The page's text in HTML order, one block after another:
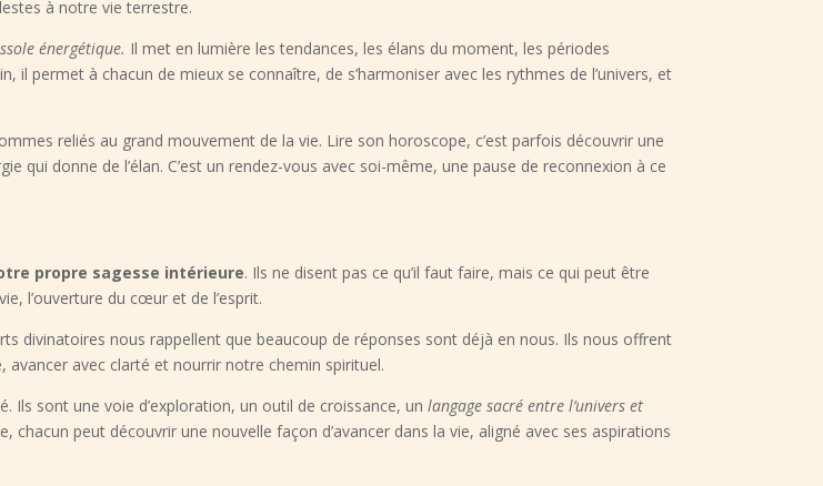
à notre vie terrestre.
énergétique. Il met en lumière les tendances, les élans du moment, les périodes
il permet à chacun de mieux se connaître, de s’harmoniser avec les rythmes de l’univers, et
reliés au grand mouvement de la vie. Lire son horoscope, c’est parfois découvrir une
qui donne de l’élan. C’est un rendez-vous avec soi-même, une pause de reconnexion à ce
propre sagesse intérieure. Ils ne disent pas ce qu’il faut faire, mais ce qui peut être
l’ouverture du cœur et de l’esprit.
divinatoires nous rappellent que beaucoup de réponses sont déjà en nous. Ils nous offrent
avec clarté et nourrir notre chemin spirituel.
Ils sont une voie d’exploration, un outil de croissance, unlangage sacré entre l’univers et
chacun peut découvrir une nouvelle façon d’avancer dans la vie, aligné avec ses aspirations